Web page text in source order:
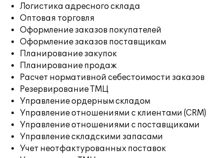
Логистика адресного склада
Оптовая торговля
Оформление заказов покупателей
Оформление заказов поставщикам
Планирование закупок
Планирование продаж
Расчет нормативной себестоимости заказов
Резервирование ТМЦ
Управление ордерным складом
Управление отношениями с клиентами (CRM)
Управление отношениями с поставщиками
Управление складскими запасами
Учет неотфактурованных поставок